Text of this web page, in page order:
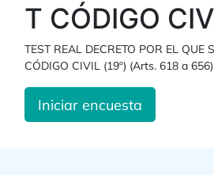
T CÓDIGO
TEST REAL DECRETO POR EL QUE
CÓDIGO CIVIL (19º) (Arts. 618 a 656)
Iniciar encuesta